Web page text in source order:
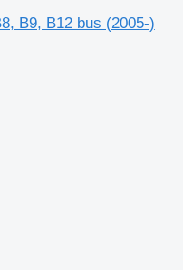
B9, B12 bus (2005-)